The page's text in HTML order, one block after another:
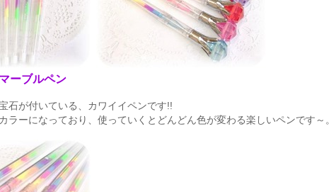
ーブルペン
石が付いている、カワイイペンです!!
ラーになっており、使っていくとどんどん色が変わる楽しいペンです～。